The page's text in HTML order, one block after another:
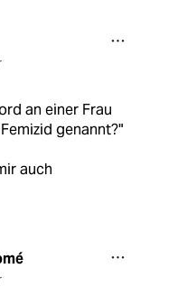
an einer Frau
genannt?"
auch